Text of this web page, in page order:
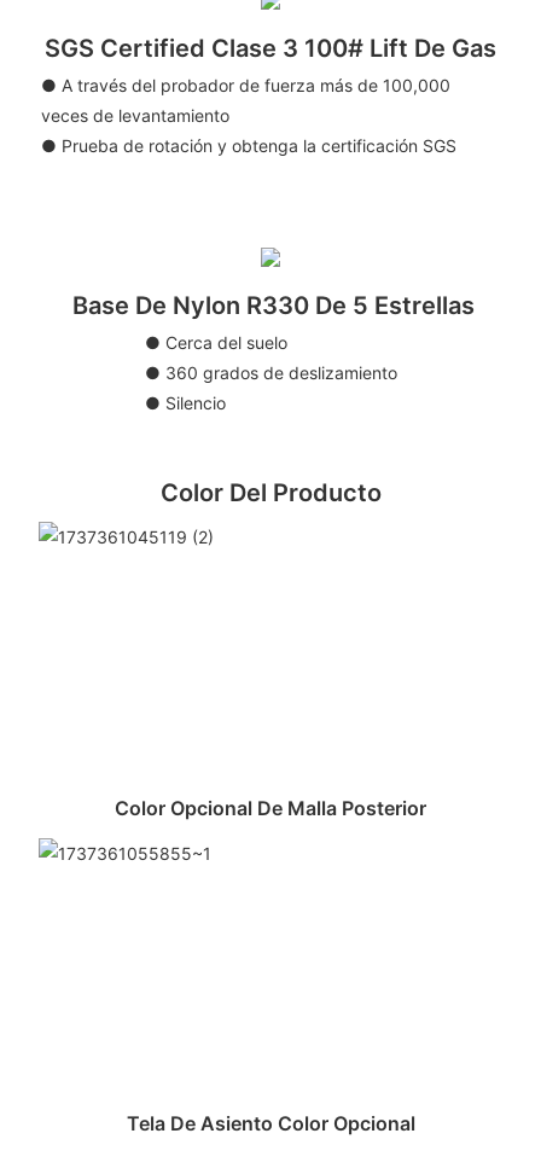
SGS Certified Clase 3 100# Lift De Gas
● A través del probador de fuerza más de 100,000
veces de levantamiento
● Prueba de rotación y obtenga la certificación SGS
Base De Nylon R330 De 5 Estrellas
● Cerca del suelo
● 360 grados de deslizamiento
● Silencio
Color Del Producto
Color Opcional De Malla Posterior
Tela De Asiento Color Opcional